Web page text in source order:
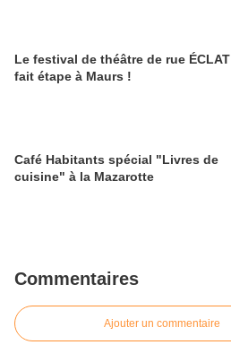
Le festival de théâtre de rue ÉCLAT
fait étape à Maurs !
Café Habitants spécial "Livres de
cuisine" à la Mazarotte
Commentaires
Ajouter un commentaire